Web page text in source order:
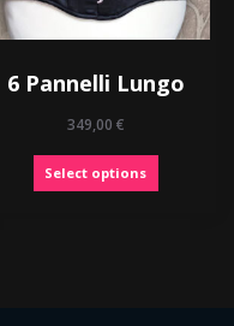
6 Pannelli Lungo
349,00 €
Select options